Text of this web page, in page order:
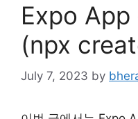
Expo App
(npx
July 7, 2023 by